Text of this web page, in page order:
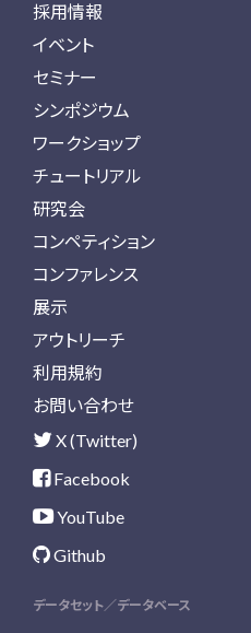
採用情報
イベント
セミナー
シンポジウム
ワークショップ
チュートリアル
研究会
コンペティション
コンファレンス
展示
アウトリーチ
利用規約
お問い合わせ
X (Twitter)
Facebook
YouTube
Github
データセット／データベース